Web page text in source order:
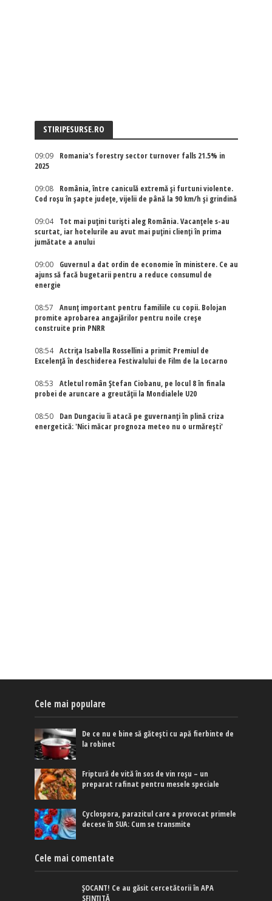
STIRIPESURSE.RO
09:09
Romania's forestry sector turnover falls 21.5% in
2025
09:08
România, între caniculă extremă și furtuni violente.
Cod roșu în șapte județe, vijelii de până la 90 km/h și grindină
09:04
Tot mai puțini turiști aleg România. Vacanțele s-au
scurtat, iar hotelurile au avut mai puțini clienți în prima
jumătate a anului
09:00
Guvernul a dat ordin de economie în ministere. Ce au
ajuns să facă bugetarii pentru a reduce consumul de
energie
08:57
Anunț important pentru familiile cu copii. Bolojan
promite aprobarea angajărilor pentru noile creșe
construite prin PNRR
08:54
Actriţa Isabella Rossellini a primit Premiul de
Excelenţă în deschiderea Festivalului de Film de la Locarno
08:53
Atletul român Ștefan Ciobanu, pe locul 8 în finala
probei de aruncare a greutății la Mondialele U20
08:50
Dan Dungaciu îi atacă pe guvernanți în plină criza
energetică: 'Nici măcar prognoza meteo nu o urmărești'
Cele mai populare
De ce nu e bine să gătești cu apă fierbinte de
la robinet
Friptură de vită în sos de vin roșu – un
preparat rafinat pentru mesele speciale
Cyclospora, parazitul care a provocat primele
decese în SUA: Cum se transmite
Cele mai comentate
ȘOCANT! Ce au găsit cercetătorii în APA
SFINȚITĂ